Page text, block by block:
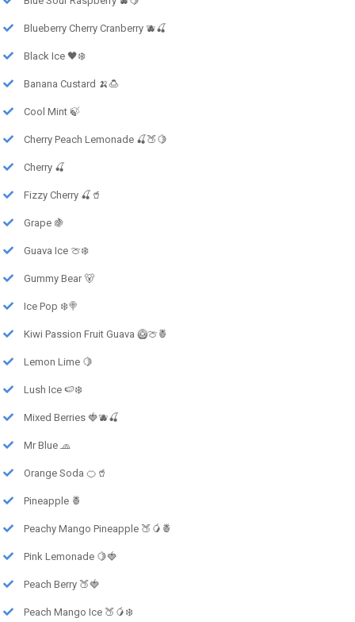
Blueberry Cherry Cranberry 🫐🍒
Black Ice 🖤❄️
Banana Custard 🍌🍮
Cool Mint 🍃
Cherry Peach Lemonade 🍒🍑🍋
Cherry 🍒
Fizzy Cherry 🍒🥤
Grape 🍇
Guava Ice 🍈❄️
Gummy Bear 🐻
Ice Pop ❄️🍭
Kiwi Passion Fruit Guava 🥝🍈🍍
Lemon Lime 🍋
Lush Ice 🍉❄️
Mixed Berries 🍓🫐🍒
Mr Blue 🧢
Orange Soda 🍊🥤
Pineapple 🍍
Peachy Mango Pineapple 🍑🥭🍍
Pink Lemonade 🍋🍓
Peach Berry 🍑🍓
Peach Mango Ice 🍑🥭❄️